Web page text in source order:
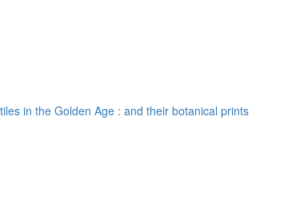
in the Golden Age : and their botanical prints